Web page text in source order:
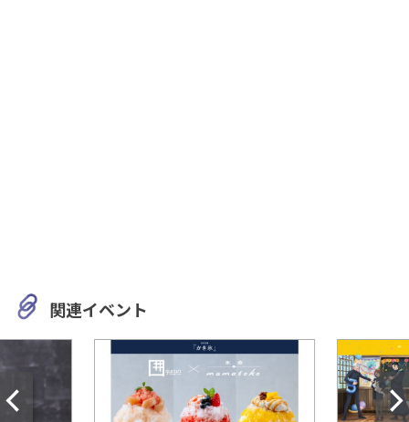
関連イベント